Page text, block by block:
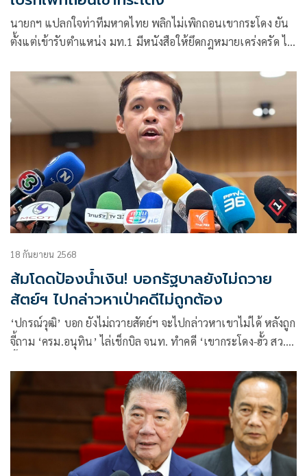
นายกฯ แปลกใจท่าทีมหาดไทย พลิกไม่เพิกถอนเขากระโดง ยัน
ตั้งแต่เข้ารับตำแหน่ง มท.1 มีหนังสือให้ยึดกฎหมายเคร่งครัด ไม่
18 กันยายน 2568
ส้มโดดป้องน้ำเงิน! บอกรัฐบาลยังไม่ถวาย
สัตย์ฯ ไปกล่าวหาเป่าคดีไม่ถูกต้อง
‘ปกรณ์วุฒิ’ บอก ยังไม่ถวายสัตย์ฯ จะไปกล่าวหาเขาไม่ได้ หลังถูก
จี้ถาม ‘ครม.อนุทิน’ ไล่เช็กบิล จนท. ทำคดี ‘เขากระโดง-ฮั้ว สว.’